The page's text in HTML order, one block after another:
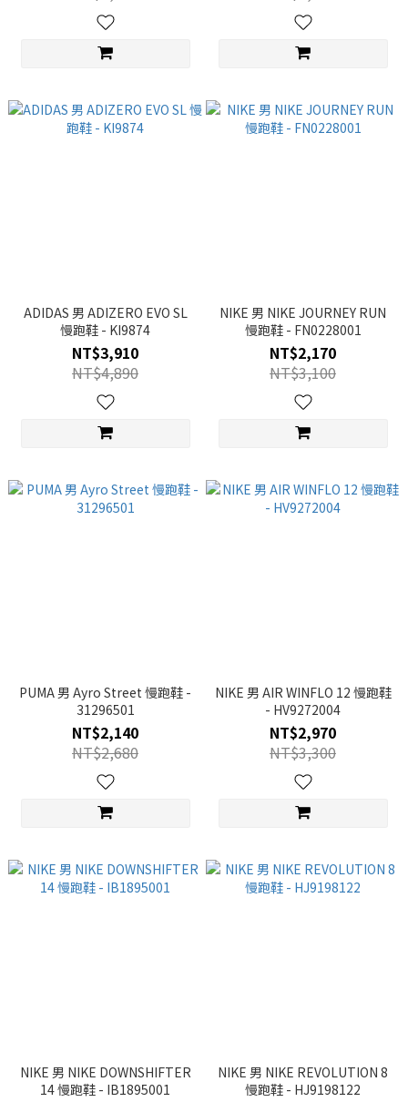
ADIDAS 男 ADIZERO EVO SL
慢跑鞋 - KI9874
NT$3,910
NT$4,890
NIKE 男 NIKE JOURNEY RUN
慢跑鞋 - FN0228001
NT$2,170
NT$3,100
PUMA 男 Ayro Street 慢跑鞋 -
31296501
NT$2,140
NT$2,680
NIKE 男 AIR WINFLO 12 慢跑鞋
- HV9272004
NT$2,970
NT$3,300
NIKE 男 NIKE DOWNSHIFTER
14 慢跑鞋 - IB1895001
NIKE 男 NIKE REVOLUTION 8
慢跑鞋 - HJ9198122